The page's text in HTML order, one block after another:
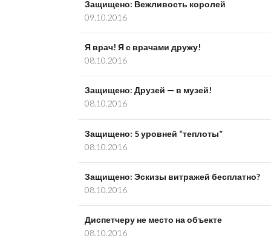
Защищено: Вежливость королей
09.10.2016
Я врач! Я с врачами дружу!
08.10.2016
Защищено: Друзей — в музей!
08.10.2016
Защищено: 5 уровней “теплоты”
08.10.2016
Защищено: Эскизы витражей бесплатно?
08.10.2016
Диспетчеру не место на объекте
08.10.2016